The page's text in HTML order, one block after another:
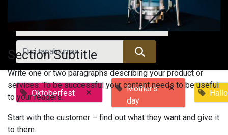
Menneet tapahtumat
Oktoberfest ×
Mother's
day
×
Section Subtitle
Write one or two paragraphs describing your product or
services. To be successful your content needs to be useful
to your readers.
Start with the customer – find out what they want and give it
to them.